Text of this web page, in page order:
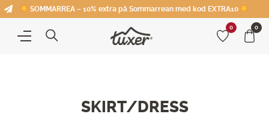
SOMMARREA – 10% extra på Sommarrean med kod EXTRA10
0 0
SKIRT/DRESS